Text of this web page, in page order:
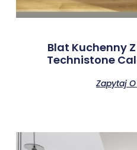
Blat Kuchenny
Technistone
Zapytaj